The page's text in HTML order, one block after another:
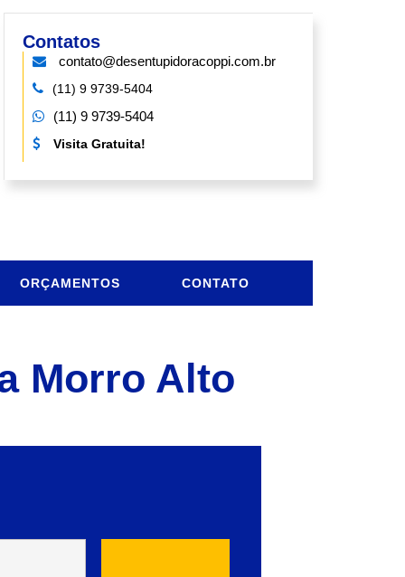
Contatos
contato@desentupidoracoppi.com.br
(11) 9 9739-5404
(11) 9 9739-5404
Visita Gratuita!
ORÇAMENTOS CONTATO
Morro Alto